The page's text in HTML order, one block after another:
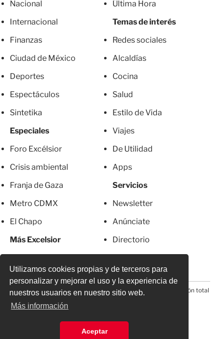
Utilizamos cookies propias y de terceros para
personalizar y mejorar el uso y la experiencia de
nuestros usuarios en nuestro sitio web.
Más información
Aceptar
Nacional
Internacional
Finanzas
Ciudad de México
Deportes
Espectáculos
Sintetika
Especiales
Foro Excélsior
Crisis ambiental
Franja de Gaza
Metro CDMX
El Chapo
Más Excelsior
Última Hora
Temas de interés
Redes sociales
Alcaldías
Cocina
Salud
Estilo de Vida
Viajes
De Utilidad
Apps
Servicios
Newsletter
Anúnciate
Directorio
© 2026 Todos los derechos reservados. Prohibida la reproducción total
o parcial, incluyendo cualquier medio electrónico*